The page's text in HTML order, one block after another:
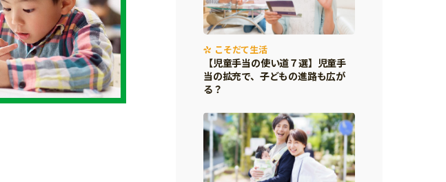
こそだて生活
【児童手当の使い道７選】児童手
当の拡充で、子どもの進路も広が
る？